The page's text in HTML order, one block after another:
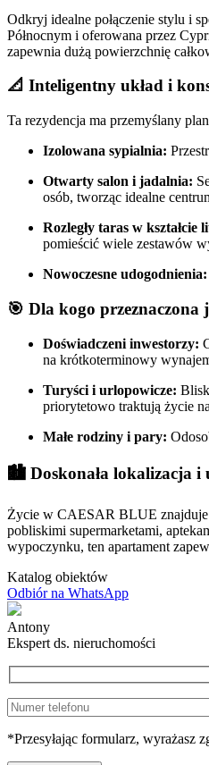
Odkryj idealne połączenie stylu i
Północnym i oferowana przez
zapewnia dużą powierzchnię
📐 Inteligentny układ i
Ta rezydencja ma przemyślany
Izolowana sypialnia:
Otwarty salon i jadalnia:
osób, tworząc idealne
Rozległy taras w kształcie
pomieścić wiele zestawów
Nowoczesne udogodnienia:
🎯 Dla kogo przeznaczona
Doświadczeni inwestorzy:
na krótkoterminowy
Turyści i urlopowicze:
priorytetowo traktują życie
Małe rodziny i pary:
🏙️ Doskonała lokalizacja i
Życie w CAESAR BLUE znajduje
pobliskimi supermarketami,
wypoczynku, ten apartament
Katalog obiektów
Odbiór na WhatsApp
Antony
Ekspert ds. nieruchomości
*Przesyłając formularz, wyrażasz